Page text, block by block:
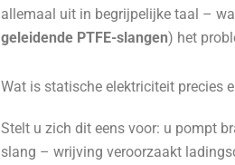
allemaal uit in begrijpelijke taal –
geleidende PTFE-slangen) het
Wat is statische elektriciteit precies
Stelt u zich dit eens voor: u pompt
slang – wrijving veroorzaakt